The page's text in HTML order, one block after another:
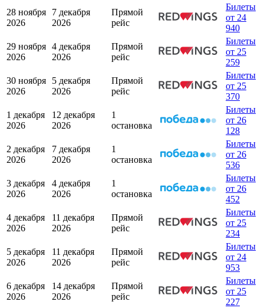
28 ноября
2026
7 декабря
2026
Прямой
рейс
Билеты
от 24
940
29 ноября
2026
4 декабря
2026
Прямой
рейс
Билеты
от 25
259
30 ноября
2026
5 декабря
2026
Прямой
рейс
Билеты
от 25
370
1 декабря
2026
12 декабря
2026
1
остановка
Билеты
от 26
128
2 декабря
2026
7 декабря
2026
1
остановка
Билеты
от 26
536
3 декабря
2026
4 декабря
2026
1
остановка
Билеты
от 26
452
4 декабря
2026
11 декабря
2026
Прямой
рейс
Билеты
от 25
234
5 декабря
2026
11 декабря
2026
Прямой
рейс
Билеты
от 24
953
6 декабря
2026
14 декабря
2026
Прямой
рейс
Билеты
от 25
227